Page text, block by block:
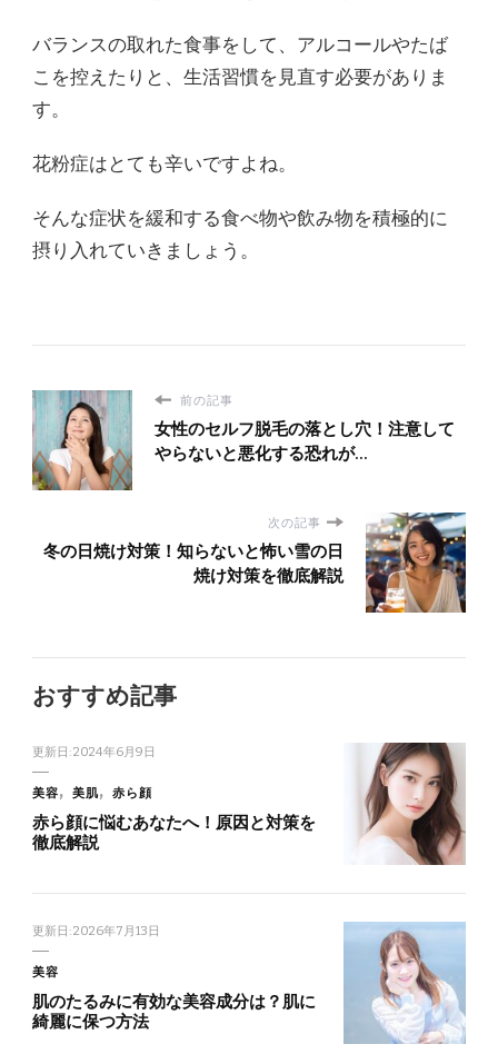
バランスの取れた食事をして、アルコールやたば
こを控えたりと、生活習慣を見直す必要がありま
す。
花粉症はとても辛いですよね。
そんな症状を緩和する食べ物や飲み物を積極的に
摂り入れていきましょう。
前の記事
女性のセルフ脱毛の落とし穴！注意して
やらないと悪化する恐れが...
次の記事
冬の日焼け対策！知らないと怖い雪の日
焼け対策を徹底解説
おすすめ記事
更新日:2024年6月9日
美容 美肌 赤ら顔
赤ら顔に悩むあなたへ！原因と対策を
徹底解説
更新日:2026年7月13日
美容
肌のたるみに有効な美容成分は？肌に
綺麗に保つ方法